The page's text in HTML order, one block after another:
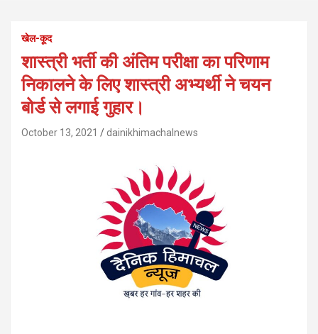
खेल-कूद
शास्त्री भर्ती की अंतिम परीक्षा का परिणाम
निकालने के लिए शास्त्री अभ्यर्थी ने चयन
बोर्ड से लगाई गुहार।
October 13, 2021 dainikhimachalnews